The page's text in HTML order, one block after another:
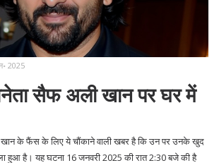
2025
सैफ अली खान पर घर में
के फैंस के लिए ये चौंकाने वाली खबर है कि उन पर उनके खुद
हुआ है। यह घटना 16 जनवरी 2025 की रात 2:30 बजे की है